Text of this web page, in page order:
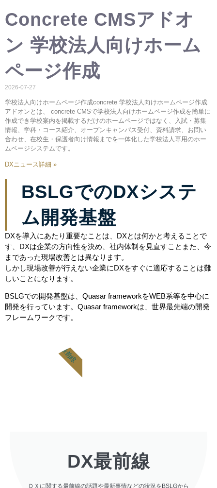
Concrete CMSアドオ
ン 学校法人向けホーム
ページ作成
2026-07-27
学校法人向けホームページ作成concrete 学校法人向けホームページ作成
アドオンとは、 concrete CMSで学校法人向けホームページ作成を簡単に
作成でき学校案内を掲載するだけのホームページではなく、入試・募集
情報、学科・コース紹介、オープンキャンパス受付、資料請求、お問い
合わせ、在校生・保護者向け情報までを一体化した学校法人専用のホー
ムページシステムです。
DXニュース詳細 »
BSLGでのDXシステ
ム開発基盤
DXを導入にあたり重要なことは、DXとは何かと考えることで
す、DXは企業の方向性を決め、社内体制を見直すことまた、今
まであった現場改善とは異なります。
しかし現場改善が行えない企業にDXをすぐに適応することは難
しいことになります。
BSLGでの開発基盤は、Quasar frameworkをWEB系等を中心に
開発を行っています。Quasar frameworkは、世界最先端の開発
フレームワークです。
DX最前線
ＤＸに関する最前線の話題や最新事情などの状況をBSLGから
DX最前線